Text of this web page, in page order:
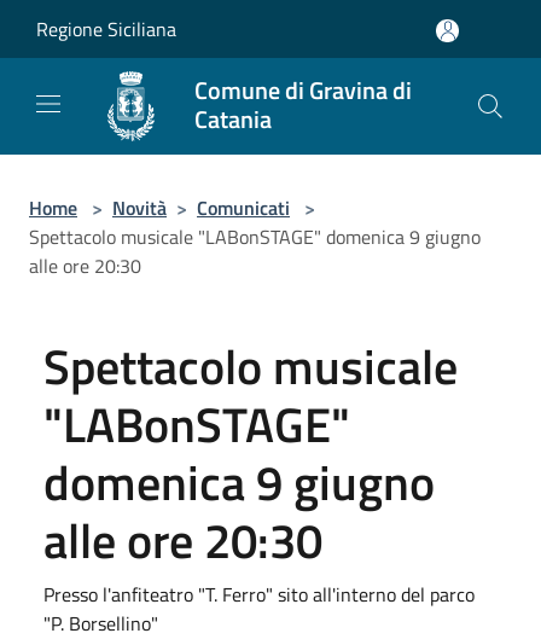
Regione Siciliana
Comune di Gravina di
Catania
Home > Novità > Comunicati >
Spettacolo musicale "LABonSTAGE" domenica 9 giugno
alle ore 20:30
Spettacolo musicale
"LABonSTAGE"
domenica 9 giugno
alle ore 20:30
Presso l'anfiteatro "T. Ferro" sito all'interno del parco
"P. Borsellino"